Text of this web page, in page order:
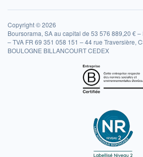
Copyright © 2026
Boursorama, SA au capital de 53 576 889,20 €
– TVA FR 69 351 058 151 – 44 rue Traversière,
BOULOGNE BILLANCOURT CEDEX